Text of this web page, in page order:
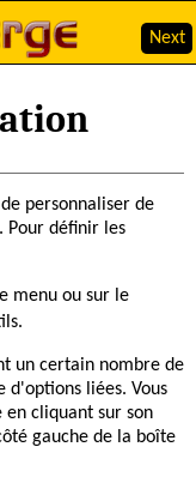
Next
personnaliser de
Pour définir les
menu ou sur le
un certain nombre de
d'options liées. Vous
cliquant sur son
gauche de la boîte